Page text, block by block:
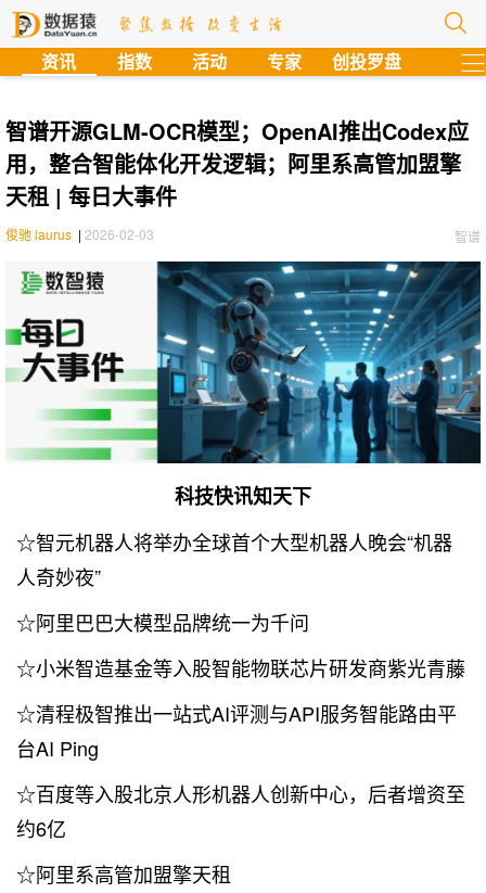
资讯 指数 活动 专家 创投罗盘
智谱开源GLM-OCR模型；OpenAI推出Codex应
用，整合智能体化开发逻辑；阿里系高管加盟擎
天租 | 每日大事件
智谱
俊驰 laurus | 2026-02-03
科技快讯知天下
☆智元机器人将举办全球首个大型机器人晚会“机器
人奇妙夜”
☆阿里巴巴大模型品牌统一为千问
☆小米智造基金等入股智能物联芯片研发商紫光青藤
☆清程极智推出一站式AI评测与API服务智能路由平
台AI Ping
☆百度等入股北京人形机器人创新中心，后者增资至
约6亿
☆阿里系高管加盟擎天租